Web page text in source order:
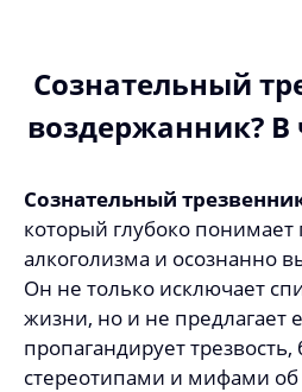
Сознательный
воздержанник? В
Сознательный
который глубоко
алкоголизма и осознанно
Он не только исключает
жизни, но и не предлагает
пропагандирует
стереотипами и мифами об